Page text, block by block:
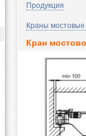
Продукция
Краны
Кран